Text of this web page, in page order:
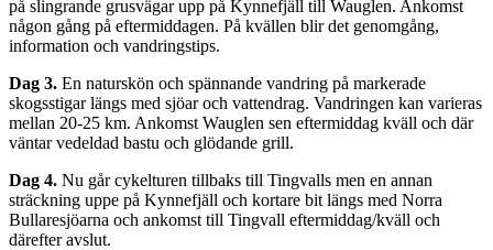
på slingrande grusvägar upp på Kynnefjäll till Wauglen. Ankomst
någon gång på eftermiddagen. På kvällen blir det genomgång,
information och vandringstips.
Dag 3. En naturskön och spännande vandring på markerade
skogsstigar längs med sjöar och vattendrag. Vandringen kan varieras
mellan 20-25 km. Ankomst Wauglen sen eftermiddag kväll och där
väntar vedeldad bastu och glödande grill.
Dag 4. Nu går cykelturen tillbaks till Tingvalls men en annan
sträckning uppe på Kynnefjäll och kortare bit längs med Norra
Bullaresjöarna och ankomst till Tingvall eftermiddag/kväll och
därefter avslut.